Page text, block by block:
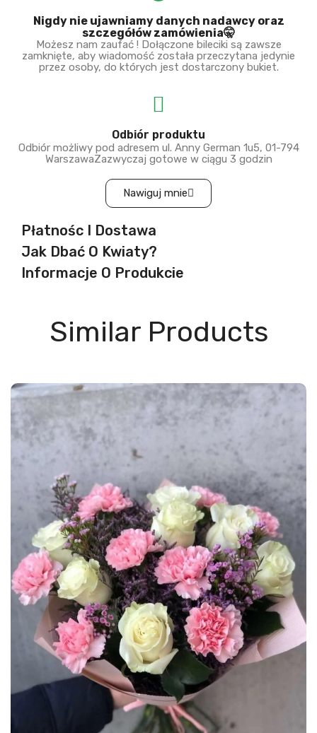
Nigdy nie ujawniamy danych nadawcy oraz
szczegółów zamówienia🤫
Możesz nam zaufać ! Dołączone bileciki są zawsze
zamknięte, aby wiadomość została przeczytana jedynie
przez osoby, do których jest dostarczony bukiet.
Odbiór produktu
Odbiór możliwy pod adresem ul. Anny German 1u5, 01-794
WarszawaZazwyczaj gotowe w ciągu 3 godzin
Nawiguj mnie
Płatnośc I Dostawa
Jak Dbać O Kwiaty?
Informacje O Produkcie
Similar Products